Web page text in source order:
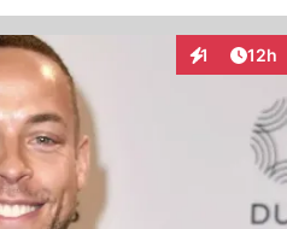
1 12h